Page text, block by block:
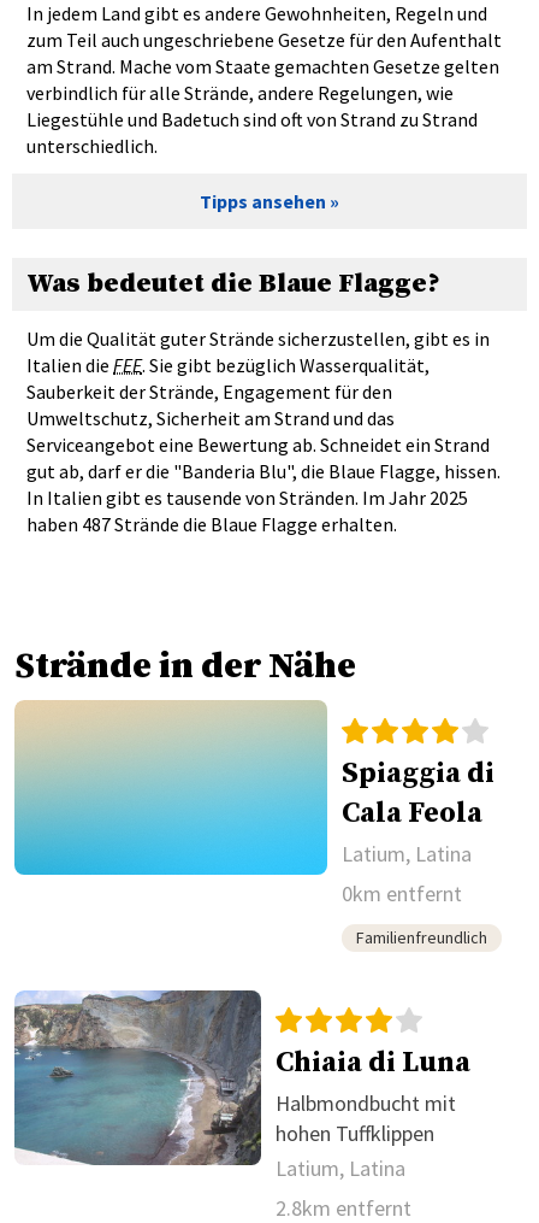
In jedem Land gibt es andere Gewohnheiten, Regeln und
zum Teil auch ungeschriebene Gesetze für den Aufenthalt
am Strand. Mache vom Staate gemachten Gesetze gelten
verbindlich für alle Strände, andere Regelungen, wie
Liegestühle und Badetuch sind oft von Strand zu Strand
unterschiedlich.
Tipps ansehen
Was bedeutet die Blaue Flagge?
Um die Qualität guter Strände sicherzustellen, gibt es in
Italien die FEE. Sie gibt bezüglich Wasserqualität,
Sauberkeit der Strände, Engagement für den
Umweltschutz, Sicherheit am Strand und das
Serviceangebot eine Bewertung ab. Schneidet ein Strand
gut ab, darf er die "Banderia Blu", die Blaue Flagge, hissen.
In Italien gibt es tausende von Stränden. Im Jahr 2025
haben 487 Strände die Blaue Flagge erhalten.
Strände in der Nähe
Spiaggia di
Cala Feola
Latium, Latina
0km entfernt
Familienfreundlich
Chiaia di Luna
Halbmondbucht mit
hohen Tuffklippen
Latium, Latina
2.8km entfernt